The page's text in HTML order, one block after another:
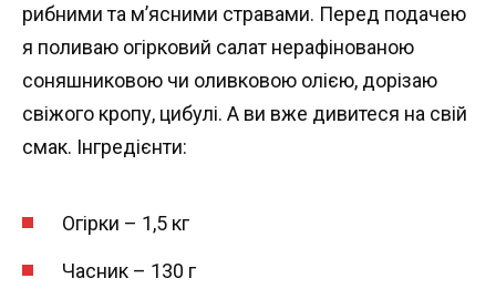
рибними та м’ясними стравами. Перед подачею
я поливаю огірковий салат нерафінованою
соняшниковою чи оливковою олією, дорізаю
свіжого кропу, цибулі. А ви вже дивитеся на свій
смак. Інгредієнти:
Огірки – 1,5 кг
Часник – 130 г